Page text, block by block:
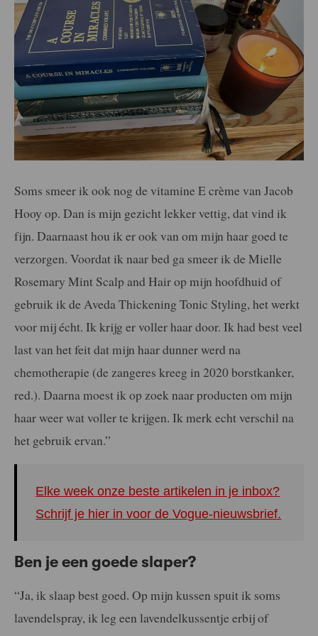
Soms smeer ik ook nog de vitamine E crème van Jacob
Hooy op. Dan is mijn gezicht lekker vettig, dat vind ik
fijn. Daarnaast hou ik er ook van om mijn haar goed te
verzorgen. Voordat ik naar bed ga smeer ik de Mielle
Rosemary Mint Scalp and Hair op mijn hoofdhuid of
gebruik ik de Aveda Thickening Tonic Styling, het werkt
voor mij écht. Ik krijg er voller haar door. Ik had best veel
last van het feit dat mijn haar dunner werd na
chemotherapie (de zangeres kreeg in 2020 borstkanker,
red.). Daarna moest ik op zoek naar producten om mijn
haar weer wat voller te krijgen. Ik merk echt verschil na
het gebruik ervan.”
Elke week onze beste artikelen in je inbox?
Schrijf je hier in voor de Vogue-nieuwsbrief.
Ben je een goede slaper?
“Ja, ik slaap best goed. Op mijn kussen spuit ik soms
lavendelspray, ik leg een lavendelkussentje erbij of